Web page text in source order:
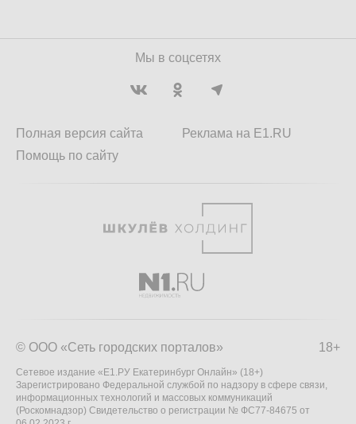
Мы в соцсетях
Полная версия сайта
Помощь по сайту
Реклама на E1.RU
18+
© ООО «Сеть городских порталов»
Сетевое издание «Е1.РУ Екатеринбург Онлайн» (18+)
Зарегистрировано Федеральной службой по надзору в сфере связи,
информационных технологий и массовых коммуникаций
(Роскомнадзор) Свидетельство о регистрации № ФС77-84675 от